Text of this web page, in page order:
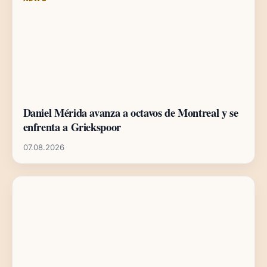
Daniel Mérida avanza a octavos de Montreal y se
enfrenta a Griekspoor
07.08.2026